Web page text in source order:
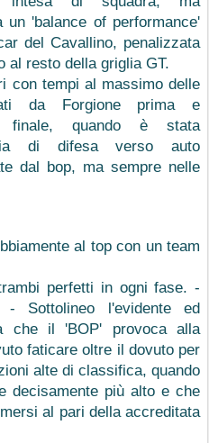
'balance of performance'
del Cavallino, penalizzata
al resto della griglia GT.
con tempi al massimo delle
da Forgione prima e
finale, quando è stata
di difesa verso auto
dal bop, ma sempre nelle
al top con un team
perfetti in ogni fase. -
- Sottolineo l'evidente ed
che il 'BOP' provoca alla
faticare oltre il dovuto per
alte di classifica, quando
decisamente più alto e che
al pari della accreditata